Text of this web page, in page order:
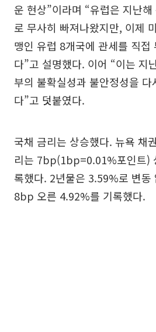
운 현상”이라며 “유럽은 지난
로 무사히 빠져나왔지만, 이제
맹인 유럽 8개국에 관세를 직접
다”고 설명했다. 이어 “이는 지
부의 불확실성과 불안정성을 다
다”고 덧붙였다.
국채 금리는 상승했다. 뉴욕 채
리는 7bp(1bp=0.01%포인트)
록했다. 2년물은 3.59%로 변동
8bp 오른 4.92%를 기록했다.